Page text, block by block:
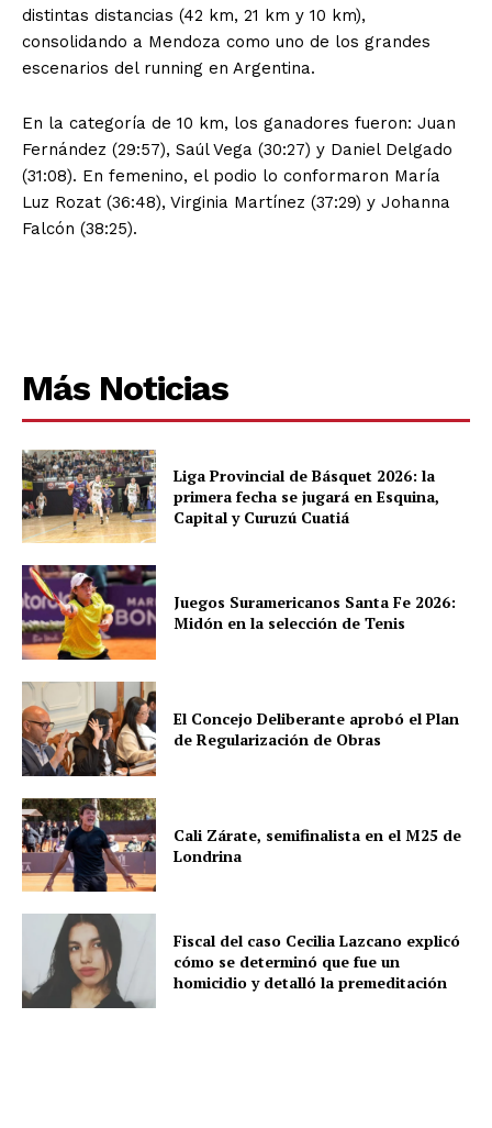
distintas distancias (42 km, 21 km y 10 km),
consolidando a Mendoza como uno de los grandes
escenarios del running en Argentina.
En la categoría de 10 km, los ganadores fueron: Juan
Fernández (29:57), Saúl Vega (30:27) y Daniel Delgado
(31:08). En femenino, el podio lo conformaron María
Luz Rozat (36:48), Virginia Martínez (37:29) y Johanna
Falcón (38:25).
Más Noticias
Liga Provincial de Básquet 2026: la
primera fecha se jugará en Esquina,
Capital y Curuzú Cuatiá
Juegos Suramericanos Santa Fe 2026:
Midón en la selección de Tenis
El Concejo Deliberante aprobó el Plan
de Regularización de Obras
Cali Zárate, semifinalista en el M25 de
Londrina
Fiscal del caso Cecilia Lazcano explicó
cómo se determinó que fue un
homicidio y detalló la premeditación